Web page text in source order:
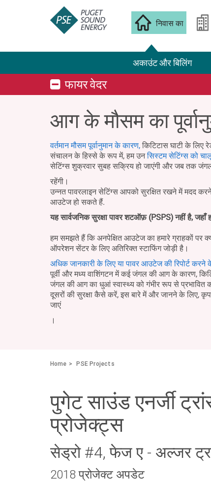
निवास का
अकाउंट और बिलिंग
फायर वेदर
आग के मौसम का
वर्तमान मौसम पूर्वानुमान के कारण,किटिटास घाटी के लिए
संचालन के हिस्से के रूप में, हम उनसिस्टम सेटिंग्स को
सेटिंग्स शुक्रवार सुबह सक्रिय हो जाएंगी और जब तक
रहेंगी।
उन्नत पावरलाइन सेटिंग्स आपको सुरक्षित रखने में मदद
आउटेज हो सकते हैं.
यह सार्वजनिक सुरक्षा पावर शटऑफ़ (PSPS) नहीं है,
हम समझते हैं कि अनपेक्षित आउटेज का हमारे ग्राहकों पर
ऑपरेशन सेंटर के लिए अतिरिक्त स्टाफिंग जोड़ी है।
अधिक जानकारी के लिए या पावर आउटेज की रिपोर्ट
पूर्वी और मध्य वाशिंगटन में कई जंगल की आग के कारण,
जंगल की आग का धुआं स्वास्थ्य को गंभीर रूप से प्रभावित
दूसरों की सुरक्षा कैसे करें, इस बारे में और जानने के लिए,
जाएं
।
Home PSE Projects
पुगेट साउंड एनर्जी
प्रोजेक्ट्स
सेड्रो #4, फेज ए - अल्जर
2018 प्रोजेक्ट अपडेट